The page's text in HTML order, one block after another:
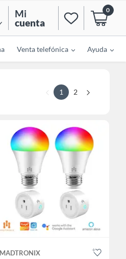
Mi
cuenta
0
Venta telefónica Ayuda
1 2
MADTRONIX